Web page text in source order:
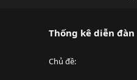
Thống kê diễn đàn
Chủ đề